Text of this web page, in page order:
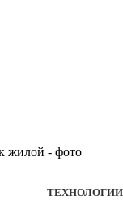
ТЕХНОЛОГИИ